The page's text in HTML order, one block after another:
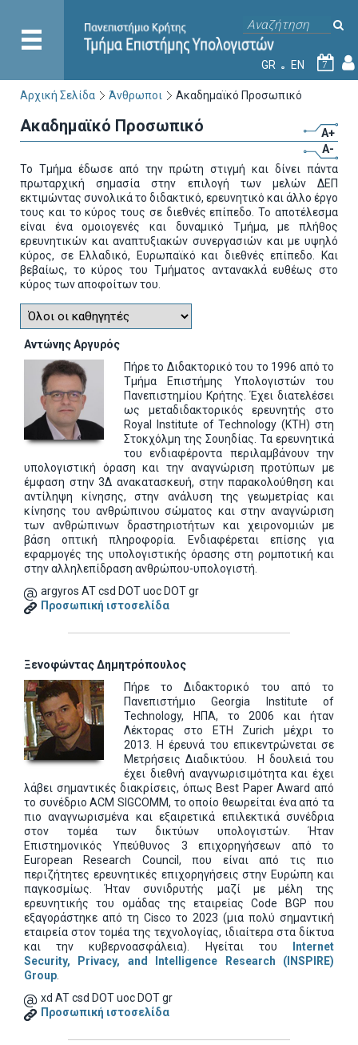
GR EN 7
Αρχική Σελίδα Άνθρωποι Ακαδημαϊκό Προσωπικό
Ακαδημαϊκό Προσωπικό
A+
A-
Το Τμήμα έδωσε από την πρώτη στιγμή και δίνει πάντα
πρωταρχική σημασία στην επιλογή των μελών ΔΕΠ
εκτιμώντας συνολικά το διδακτικό, ερευνητικό και άλλο έργο
τους και το κύρος τους σε διεθνές επίπεδο. Το αποτέλεσμα
είναι ένα ομοιογενές και δυναμικό Τμήμα, με πλήθος
ερευνητικών και αναπτυξιακών συνεργασιών και με υψηλό
κύρος, σε Ελλαδικό, Ευρωπαϊκό και διεθνές επίπεδο. Και
βεβαίως, το κύρος του Τμήματος αντανακλά ευθέως στο
κύρος των αποφοίτων του.
Αντώνης Αργυρός
Πήρε το Διδακτορικό του το 1996 από το
Τμήμα Επιστήμης Υπολογιστών του
Πανεπιστημίου Κρήτης. Έχει διατελέσει
ως μεταδιδακτορικός ερευνητής στο
Royal Institute of Technology (KTH) στη
Στοκχόλμη της Σουηδίας. Τα ερευνητικά
του ενδιαφέροντα περιλαμβάνουν την
υπολογιστική όραση και την αναγνώριση προτύπων με
έμφαση στην 3Δ ανακατασκευή, στην παρακολούθηση και
αντίληψη κίνησης, στην ανάλυση της γεωμετρίας και
κίνησης του ανθρώπινου σώματος και στην αναγνώριση
των ανθρώπινων δραστηριοτήτων και χειρονομιών με
βάση οπτική πληροφορία. Ενδιαφέρεται επίσης για
εφαρμογές της υπολογιστικής όρασης στη ρομποτική και
στην αλληλεπίδραση ανθρώπου-υπολογιστή.
argyros AT csd DOT uoc DOT gr
Προσωπική ιστοσελίδα
Ξενοφώντας Δημητρόπουλος
Πήρε το Διδακτορικό του από το
Πανεπιστήμιο Georgia Institute of
Technology, ΗΠΑ, το 2006και ήταν
Λέκτορας στο ETH Zurich μέχρι το
2013 . Η έρευνά του επικεντρώνεται σε
Μετρήσεις Διαδικτύου.
Η δουλειά του
έχει διεθνή αναγνωρισιμότητα και έχει
λάβει σημαντικές διακρίσεις, όπως Best Paper Award από
το συνέδριο ACM SIGCOMM, το οποίο θεωρείται ένα από τα
πιο αναγνωρισμένα και εξαιρετικά επιλεκτικά συνέδρια
στον τομέα των δικτύων υπολογιστών. Ήταν
Επιστημονικός Υπεύθυνος 3 επιχορηγήσεων από το
European Research Council, που είναι από τις πιο
περιζήτητες ερευνητικές επιχορηγήσεις στην Ευρώπη και
παγκοσμίως. Ήταν συνιδρυτής μαζί με μέλη της
ερευνητικής του ομάδας της εταιρείας Code BGP που
εξαγοράστηκε από τη Cisco το 2023 (μια πολύ σημαντική
εταιρεία στον τομέα της τεχνολογίας, ιδιαίτερα στα δίκτυα
και την κυβερνοασφάλεια).
Ηγείται του
Internet
Security, Privacy, and Intelligence Research (INSPIRE)
Group
xd AT csd DOT uoc DOT gr
Προσωπική ιστοσελίδα